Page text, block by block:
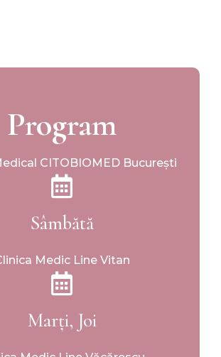
Program
CITOBIOMED București
Sâmbătă
Medic Line Vitan
Marți, Joi